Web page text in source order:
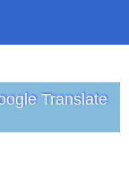
Translate